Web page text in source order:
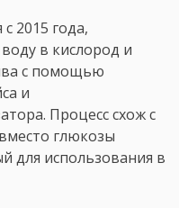
2015 года,
в кислород и
с помощью
и
Процесс схож с
глюкозы
для использования в